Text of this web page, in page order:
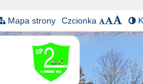
Mapa strony Czcionka